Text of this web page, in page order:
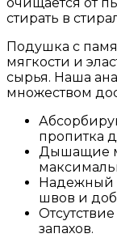
стирать в
Подушка с
мягкости и
сырья. Наша
множеством
пропитка
Дышащие
Надежный
швов и
запахов.